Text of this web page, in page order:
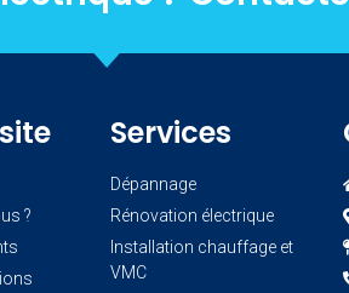
?
Services
Dépannage
Rénovation électrique
Installation chauffage et
VMC